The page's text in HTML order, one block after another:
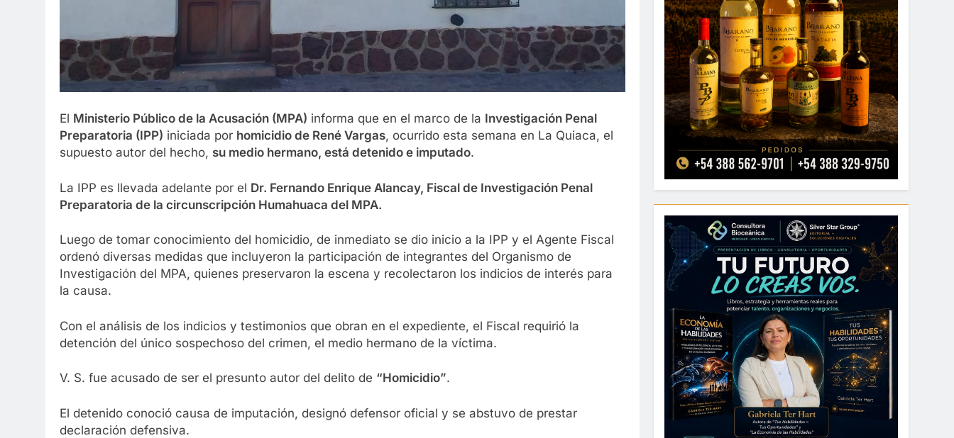
El Ministerio Público de la Acusación (MPA) informa que en el marco de la Investigación Penal
Preparatoria (IPP) iniciada por homicidio de René Vargas, ocurrido esta semana en La Quiaca, el
supuesto autor del hecho, su medio hermano, está detenido e imputado.
La IPP es llevada adelante por el Dr. Fernando Enrique Alancay, Fiscal de Investigación Penal
Preparatoria de la circunscripción Humahuaca del MPA.
Luego de tomar conocimiento del homicidio, de inmediato se dio inicio a la IPP y el Agente Fiscal
ordenó diversas medidas que incluyeron la participación de integrantes del Organismo de
Investigación del MPA, quienes preservaron la escena y recolectaron los indicios de interés para
la causa.
Con el análisis de los indicios y testimonios que obran en el expediente, el Fiscal requirió la
detención del único sospechoso del crimen, el medio hermano de la víctima.
V. S. fue acusado de ser el presunto autor del delito de “Homicidio”.
El detenido conoció causa de imputación, designó defensor oficial y se abstuvo de prestar
declaración defensiva.